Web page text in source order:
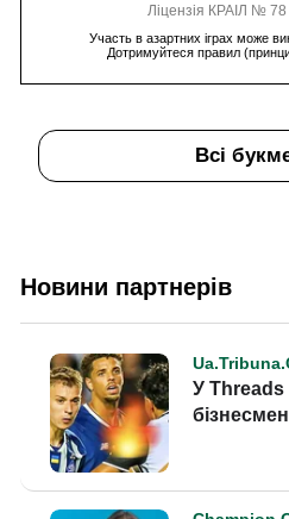
Ліцензія КРАІЛ №
Участь в азартних іграх може
Дотримуйтеся правил
Всі